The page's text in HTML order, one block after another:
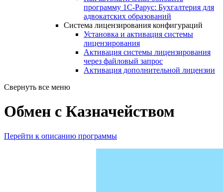
программу 1С-Рарус: Бухгалтерия для
адвокатских образований
Система лицензирования конфигураций
Установка и активация системы
лицензирования
Активация системы лицензирования
через файловый запрос
Активация дополнительной лицензии
Свернуть все меню
Обмен с Казначейством
Перейти к описанию программы